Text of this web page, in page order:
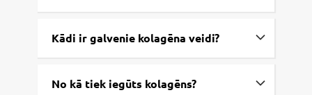
Kādi ir galvenie kolagēna veidi?
No kā tiek iegūts kolagēns?